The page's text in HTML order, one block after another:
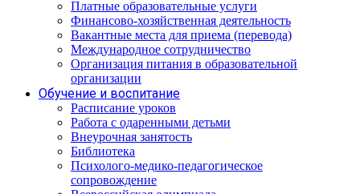
Платные образовательные услуги
Финансово-хозяйственная деятельность
Вакантные места для приема (перевода)
Международное сотрудничество
Организация питания в образовательной
организации
Обучение и воспитание
Расписание уроков
Работа с одаренными детьми
Внеурочная занятость
Библиотека
Психолого-медико-педагогическое
сопровождение